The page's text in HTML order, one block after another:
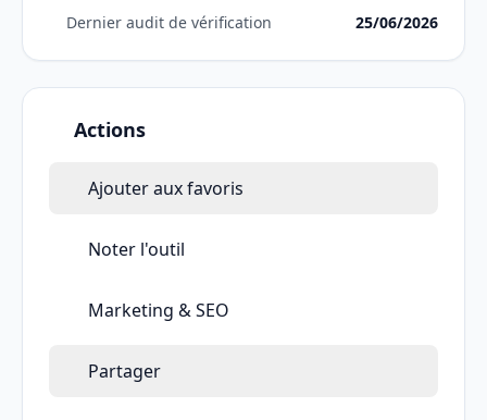
Dernier audit de vérification
25/06/2026
Actions
Ajouter aux favoris
Noter l'outil
Marketing & SEO
Partager